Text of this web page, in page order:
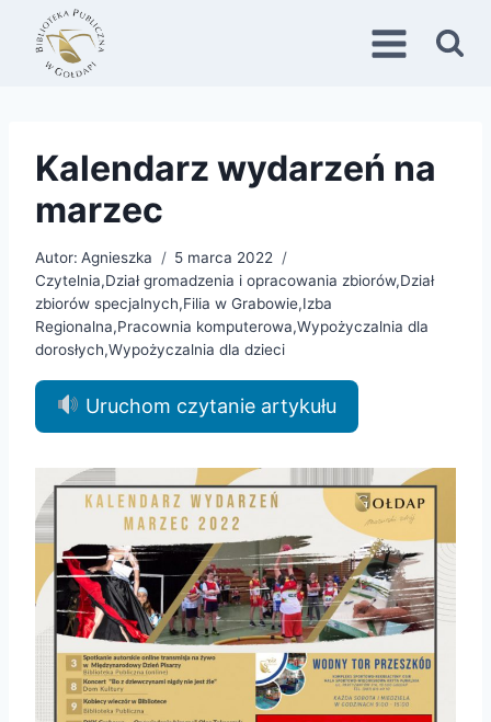
Przejdź
treści
Kalendarz wydarzeń na
marzec
Autor: Agnieszka
5 marca 2022
Czytelnia,Dział gromadzenia i opracowania zbiorów,Dział
zbiorów specjalnych,Filia w Grabowie,Izba
Regionalna,Pracownia komputerowa,Wypożyczalnia dla
dorosłych,Wypożyczalnia dla dzieci
Uruchom czytanie artykułu